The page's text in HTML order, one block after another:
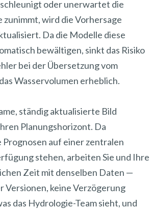
oder unerwartet die
zunimmt, wird die Vorhersage
Da die Modelle diese
bewältigen, sinkt das Risiko
bei der Übersetzung vom
Wasservolumen erheblich.
ständig aktualisierte Bild
Planungshorizont. Da
auf einer zentralen
stehen, arbeiten Sie und Ihre
Zeit mit denselben Daten —
Versionen, keine Verzögerung
das Hydrologie-Team sieht, und